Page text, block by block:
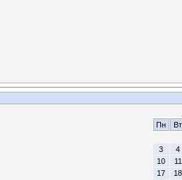
Пн
Вт
3
4
10
11
17
18